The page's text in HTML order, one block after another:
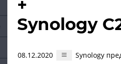
+
Synology
08.12.2020 Synology